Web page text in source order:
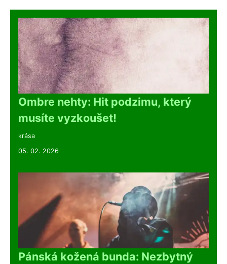
Ombre nehty: Hit podzimu, který
musíte vyzkoušet!
krása
05. 02. 2026
Pánská kožená bunda: Nezbytný